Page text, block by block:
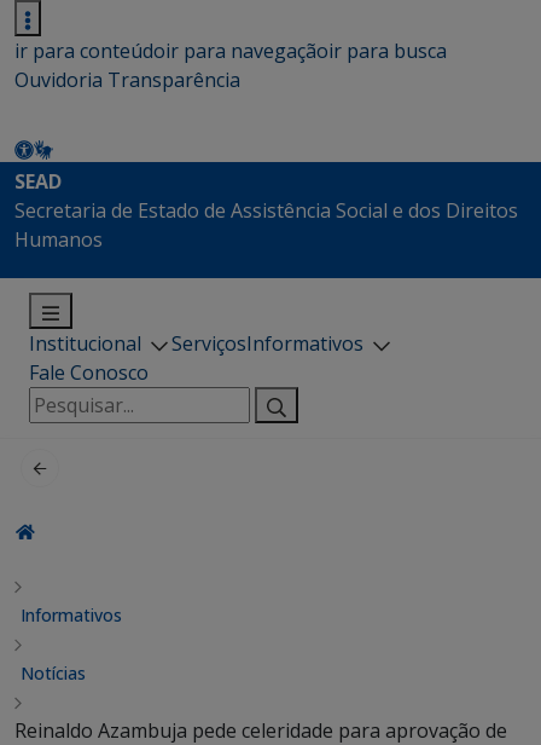
ir para conteúdoir para navegaçãoir para busca
Ouvidoria Transparência
SEAD
Secretaria de Estado de Assistência Social e dos Direitos
Humanos
Institucional ServiçosInformativos
Fale Conosco
Pesquisar
por:
Informativos
Notícias
Reinaldo Azambuja pede celeridade para aprovação de